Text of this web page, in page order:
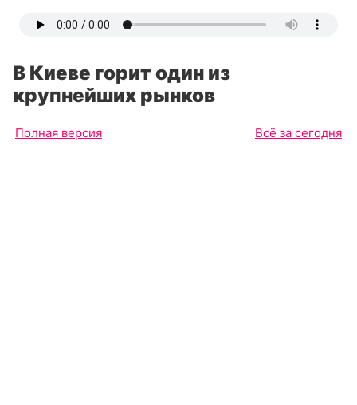
В Киеве горит один из
крупнейших рынков
Полная версия Всё за сегодня